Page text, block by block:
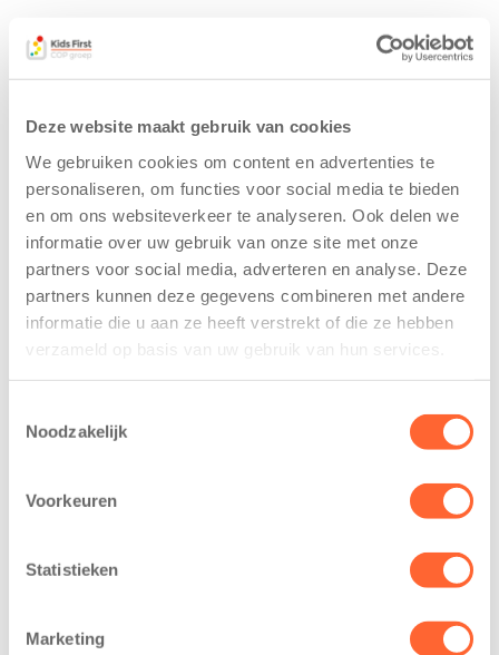
Deze website maakt gebruik van cookies
We gebruiken cookies om content en advertenties te
personaliseren, om functies voor social media te bieden
en om ons websiteverkeer te analyseren. Ook delen we
informatie over uw gebruik van onze site met onze
partners voor social media, adverteren en analyse. Deze
partners kunnen deze gegevens combineren met andere
informatie die u aan ze heeft verstrekt of die ze hebben
verzameld op basis van uw gebruik van hun services.
Noodzakelijk
Voorkeuren
Statistieken
Marketing
Kids First
tekent
koopcontract
kindcentrum in
wijk Wiarda in
Leeuwarden
Leeuwarden –
Kids First
Kinderopvang
heeft een
belangrijke stap
gezet voor de
realisatie van een
kindcentrum in
Leeuwarden Zuid.
naamsponsor
Mijl tijdens de
Menzis 4 Mijl
van Groningen
13 mei 2026
De jongste
deelnemers van
het grootste
loopfeest van
Kinderopvang is